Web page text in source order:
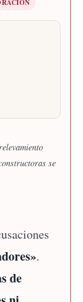
se
.
de